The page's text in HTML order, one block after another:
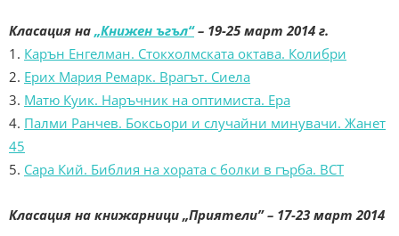
Класация на „Книжен ъгъл“– 19-25март2014 г.
1. Карън Енгелман. Стокхолмската октава. Колибри
2. Ерих Мария Ремарк. Врагът. Сиела
3. Матю Куик. Наръчник на оптимиста. Ера
4. Палми Ранчев. Боксьори и случайни минувачи. Жанет
45
5. Сара Кий. Библия на хората с болки в гърба. ВСТ
Класация на книжарници „Приятели” – 17-23 март2014